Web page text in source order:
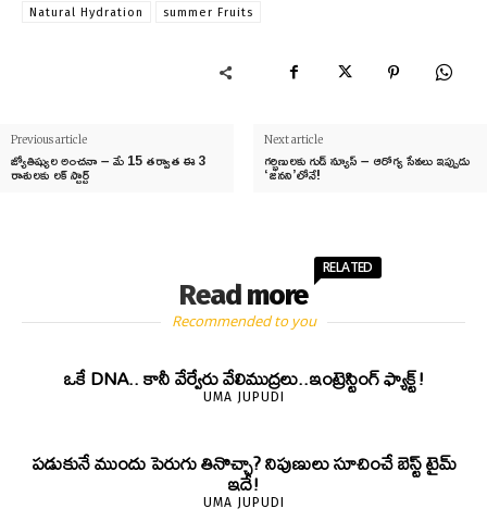
Natural Hydration summer Fruits
Previous article
జ్యోతిష్యుల అంచనా – మే 15 తర్వాత ఈ 3
రాశులకు లక్ స్టార్ట్
Next article
గర్భిణులకు గుడ్ న్యూస్ – ఆరోగ్య సేవలు ఇప్పుడు
‘జనని’లోనే!
Read more
RELATED
Recommended to you
ఒకే DNA.. కానీ వేర్వేరు వేలిముద్రలు..ఇంట్రెస్టింగ్ ఫ్యాక్ట్!
UMA JUPUDI
పడుకునే ముందు పెరుగు తినొచ్చా? నిపుణులు సూచించే బెస్ట్ టైమ్
ఇదే!
UMA JUPUDI